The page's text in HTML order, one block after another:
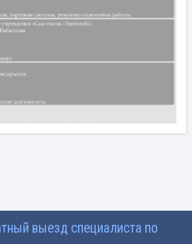
выезд специалиста по